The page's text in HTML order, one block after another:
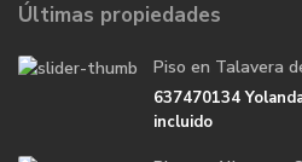
Últimas propiedades
Piso en Talavera
637470134
incluido